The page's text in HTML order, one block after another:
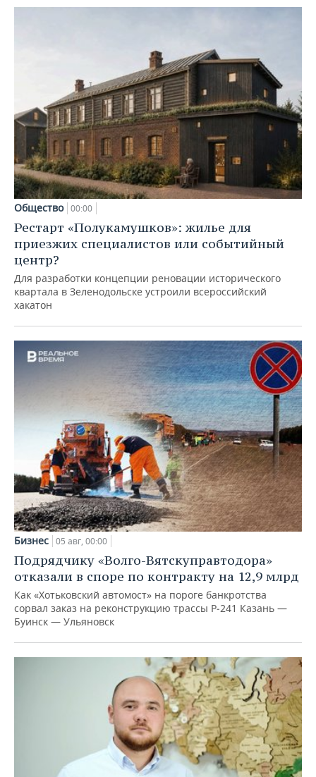
Общество 00:00
Рестарт «Полукамушков»: жилье для
приезжих специалистов или событийный
центр?
Для разработки концепции реновации исторического
квартала в Зеленодольске устроили всероссийский
хакатон
Бизнес 05 авг, 00:00
Подрядчику «Волго-Вятскуправтодора»
отказали в споре по контракту на 12,9 млрд
Как «Хотьковский автомост» на пороге банкротства
сорвал заказ на реконструкцию трассы Р‑241 Казань —
Буинск — Ульяновск